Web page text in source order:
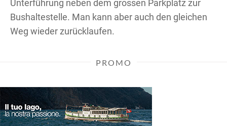
Unterführung neben dem grossen Parkplatz zur
Bushaltestelle. Man kann aber auch den gleichen
Weg wieder zurücklaufen.
PROMO